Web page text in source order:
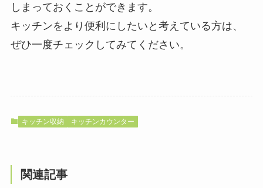
しまっておくことができます。
キッチンをより便利にしたいと考えている方は、
ぜひ一度チェックしてみてください。
キッチン収納 キッチンカウンター
関連記事